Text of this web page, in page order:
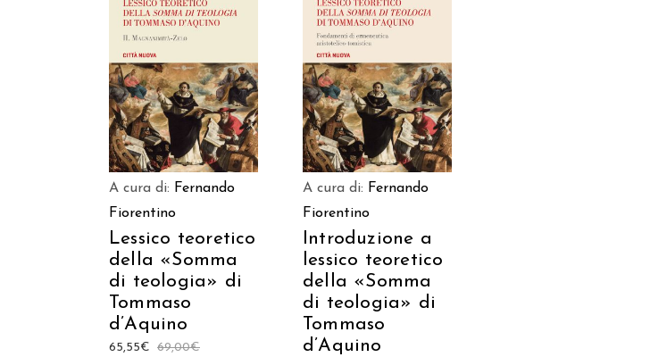
AGGIUNGI AL CARRELLO
A cura di: Fernando
Fiorentino
Lessico teoretico
della «Somma
di teologia» di
Tommaso
d’Aquino
69,00€
65,55€
AGGIUNGI AL CARRELLO
A cura di: Fernando
Fiorentino
Introduzione a
lessico teoretico
della «Somma
di teologia» di
Tommaso
d’Aquino